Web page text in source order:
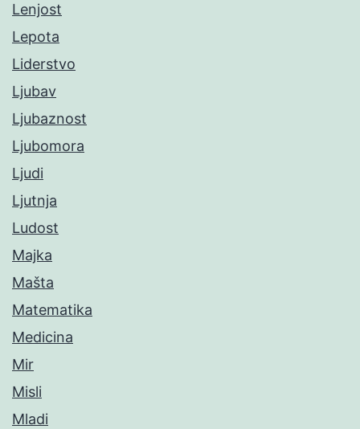
Lenjost
Lepota
Liderstvo
Ljubav
Ljubaznost
Ljubomora
Ljudi
Ljutnja
Ludost
Majka
Mašta
Matematika
Medicina
Mir
Misli
Mladi